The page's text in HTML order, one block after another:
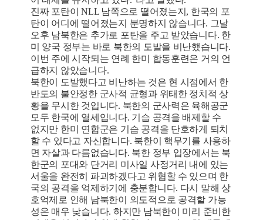
진짜 포탄이 NLL 남쪽으로 떨어졌는지, 한국의 포
탄이 어디에 떨어졌는지 분명하지 않습니다. 그날
오후 남북한은 추가로 포탄을 주고 받았습니다. 한
미 양국 정부는 바로 북한의 도발을 비난했습니다.
이번 주에 시작되는 연례 한미 합동훈련은 거의 언
급하지 않았습니다.
북한이 도발했다고 비난하는 것은 현 시점에서 한
반도의 불안정한 군사적 균형과 위태한 정치적 상
황을 무시한 것입니다. 북한의 군사력은 육해공군
모두 한국에 열세입니다. 기습 공격을 배제할 수
없지만 한미 연합군은 기습 공격을 단호하게 퇴치
할 수 있다고 자신합니다. 북한이 핵무기를 사용하
면 자살과 다름없습니다. 북한 정부 입장에서는 북
한군의 포대와 단거리 미사일 사정거리 내에 있는
서울을 완전히 파괴하겠다고 위협할 수 있으며 한
국의 공격을 억제하기에 충분합니다. 다시 말해 상
호억제로 인해 남북한이 의도적으로 공격할 가능
성은 매우 낮습니다. 하지만 남북한이 미리 준비한